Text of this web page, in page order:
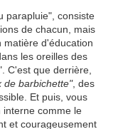
parapluie", consiste
de chacun, mais
matière d'éducation
les oreilles des
C'est que derrière,
de barbichette", des
Et puis, vous
interne comme le
et courageusement